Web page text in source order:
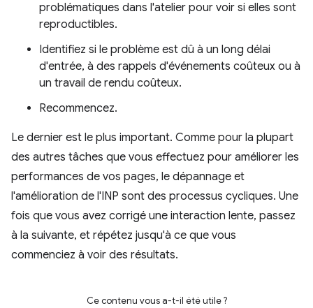
problématiques dans l'atelier pour voir si elles sont
reproductibles.
Identifiez si le problème est dû à un long délai
d'entrée, à des rappels d'événements coûteux ou à
un travail de rendu coûteux.
Recommencez.
Le dernier est le plus important. Comme pour la plupart
des autres tâches que vous effectuez pour améliorer les
performances de vos pages, le dépannage et
l'amélioration de l'INP sont des processus cycliques. Une
fois que vous avez corrigé une interaction lente, passez
à la suivante, et répétez jusqu'à ce que vous
commenciez à voir des résultats.
Ce contenu vous a-t-il été utile ?